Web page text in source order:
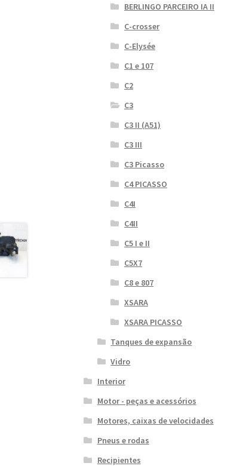
BERLINGO PARCEIRO IA II
C-crosser
C-Elysée
C1 e 107
C2
C3
C3 II (A51)
C3 III
C3 Picasso
C4 PICASSO
C4I
C4II
C5 I e II
C5X7
C8 e 807
XSARA
XSARA PICASSO
Tanques de expansão
Vidro
Interior
Motor - peças e acessórios
Motores, caixas de velocidades
Pneus e rodas
Recipientes